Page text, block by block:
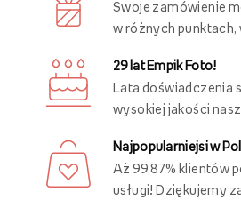
Swoje zamówienie
w różnych punktach,
29 lat Empik Foto!
Lata doświadczenia
wysokiej jakości
Najpopularniejsi w
Aż 99,87% klientów
usługi! Dziękujemy